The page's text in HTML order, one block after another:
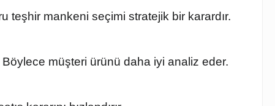
teşhir mankeni seçimi stratejik bir karardır.
müşteri ürünü daha iyi analiz eder.